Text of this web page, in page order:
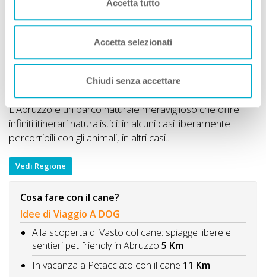
Accetta tutto
Accetta selezionati
Chiudi senza accettare
L'Abruzzo è un parco naturale meraviglioso che offre
infiniti itinerari naturalistici: in alcuni casi liberamente
percorribili con gli animali, in altri casi...
Vedi Regione
Cosa fare con il cane?
Idee di Viaggio A DOG
Alla scoperta di Vasto col cane: spiagge libere e
sentieri pet friendly in Abruzzo 5 Km
In vacanza a Petacciato con il cane 11 Km